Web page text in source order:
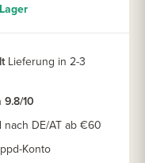
Lieferung in 2-3
9.8/10
nach DE/AT ab €60
Konto